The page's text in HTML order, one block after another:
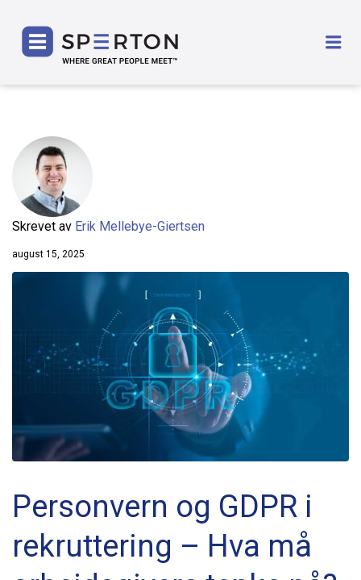
Skrevet av Erik Mellebye-Giertsen
august 15, 2025
Personvern og GDPR i
rekruttering – Hva må